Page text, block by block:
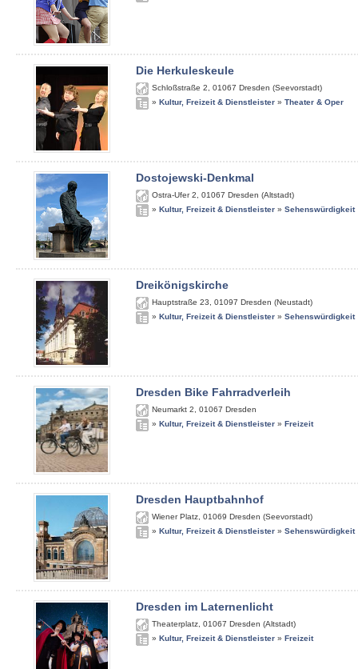
Die Herkuleskeule
Schloßstraße 2 01067 Dresden (Seevorstadt)
» Kultur, Freizeit & Dienstleister » Theater & Oper
Dostojewski-Denkmal
Ostra-Ufer 2 01067 Dresden (Altstadt)
» Kultur, Freizeit & Dienstleister » Sehenswürdigkeit
Dreikönigskirche
Hauptstraße 23 01097 Dresden (Neustadt)
» Kultur, Freizeit & Dienstleister » Sehenswürdigkeit
Dresden Bike Fahrradverleih
Neumarkt 2 01067 Dresden
» Kultur, Freizeit & Dienstleister » Freizeit
Dresden Hauptbahnhof
Wiener Platz 01069 Dresden (Seevorstadt)
» Kultur, Freizeit & Dienstleister » Sehenswürdigkeit
Dresden im Laternenlicht
Theaterplatz 01067 Dresden (Altstadt)
» Kultur, Freizeit & Dienstleister » Freizeit